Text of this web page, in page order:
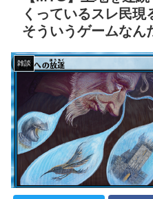
くっているスレ民
そういうゲームなん
雑談